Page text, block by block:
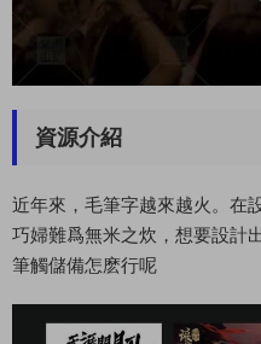
資源介紹
近年來，毛筆字越來越火。在
巧婦難爲無米之炊，想要設計
筆觸儲備怎麽行呢